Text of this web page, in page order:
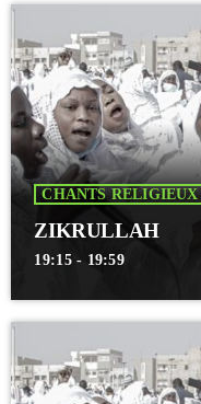
CHANTS RELIGIEUX
ZIKRULLAH
19:15 - 19:59